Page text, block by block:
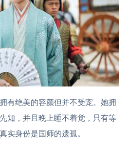
有绝美的容颜但并不受宠。她拥
知，并且晚上睡不着觉，只有等
实身份是国师的遗孤。